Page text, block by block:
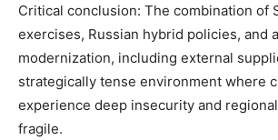
Critical conclusion: The combination of
exercises, Russian hybrid policies, and
modernization, including external
strategically tense environment where
experience deep insecurity and
fragile.